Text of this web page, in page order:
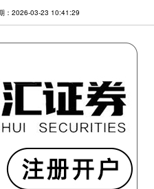
：2026-03-23 10:41:29